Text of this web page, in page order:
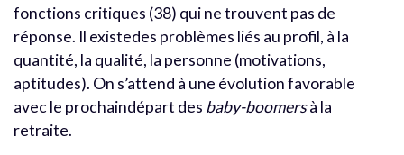
fonctions critiques (38) qui ne trouvent pas de
réponse. Il existedes problèmes liés au profil, à la
quantité, la qualité, la personne (motivations,
aptitudes). On s’attend à une évolution favorable
avec le prochaindépart des baby-boomersà la
retraite.